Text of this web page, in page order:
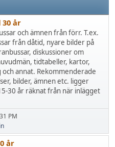
år
och ämnen från förr. T.ex.
från dåtid, nyare bilder på
diskussioner om
tidtabeller, kartor,
annat. Rekommenderade
bilder, ämnen etc. ligger
30 år räknat från när inlägget
PM
år